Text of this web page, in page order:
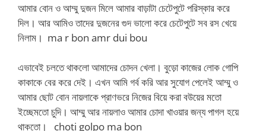
আমার বোন ও আম্মু দুজন মিলে আমার বাড়াটা চেটেপুটে পরিস্কার করে
দিল। আর আমিও তাদের দুজনের গুদ ভালো করে চেটেপুটে সব রস খেয়ে
নিলাম। ma r bon amr dui bou
এভাবেই চলতে থাকলো আমাদের চোদন খেলা। বুড়ো কাজের লোক গোপি
কাকাকে বের করে দেই। এখন আমি গর্ব করি আর সুযোগ পেলেই আম্মু ও
আমার ছোট বোন নায়লাকে প্রাণভরে নিজের বিয়ে করা বউয়ের মতো
ইচ্ছেমতো চুদি। আম্মু আর নায়লাও আমার চোদা খাওয়ার জন্য পাগল হয়ে
থাকতো। choti golpo ma bon